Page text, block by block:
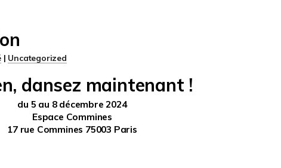
| Uncategorized
dansez maintenant !
du 5 au 8 décembre 2024
Espace Commines
17 rue Commines 75003 Paris